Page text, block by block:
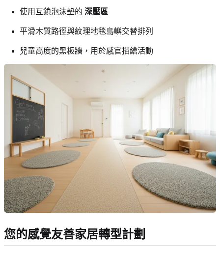
使用互鎖泡沫墊的 深壓區
平滑木質路徑與紋理地毯島嶼交替排列
兒童高度的黑板牆，用於感官描繪活動
您的感覺友善家居轉型計劃